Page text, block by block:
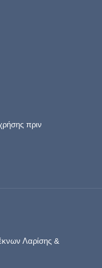
πριν
Λαρίσης &